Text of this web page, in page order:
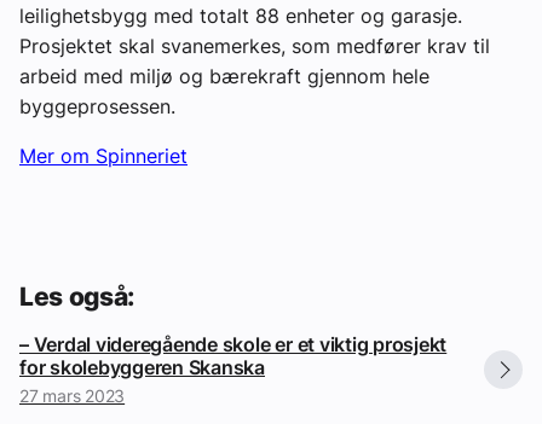
leilighetsbygg med totalt 88 enheter og garasje.
Prosjektet skal svanemerkes, som medfører krav til
arbeid med miljø og bærekraft gjennom hele
byggeprosessen.
Mer om Spinneriet
Les også:
– Verdal videregående skole er et viktig prosjekt
for skolebyggeren Skanska
27 mars 2023